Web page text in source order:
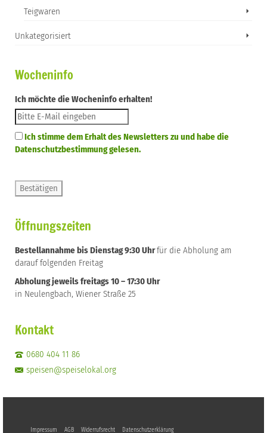
Teigwaren
Unkategorisiert
Wocheninfo
Ich möchte die Wocheninfo erhalten!
Ich stimme dem Erhalt des Newsletters zu und habe die
Datenschutzbestimmung gelesen.
Öffnungszeiten
Bestellannahme bis Dienstag 9:30 Uhrfür die Abholung am
darauf folgenden Freitag
Abholung jeweils freitags 10 – 17:30 Uhr
in Neulengbach, Wiener Straße 25
Kontakt
0680 404 11 86
speisen@speiselokal.org
Impressum AGB Widerrufsrecht Datenschutzerklärung